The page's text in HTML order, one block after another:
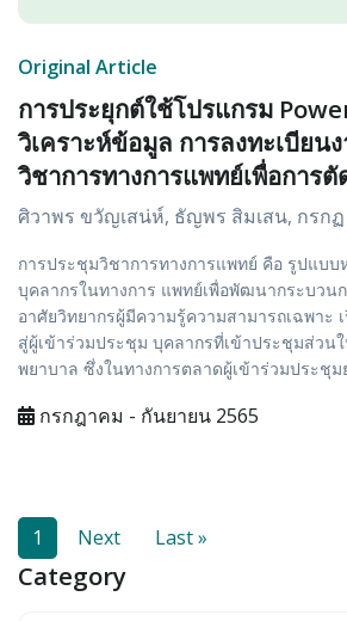
Original Article
การประยุกต์ใช้โปรแกรม
วิเคราะห์ข้อมูล การลงทะเบียน
วิชาการทางการแพทย์เพื่อการตั
ศิวาพร ขวัญเสน่ห์, ธัญพร สิมเสน, กรก
การประชุมวิชาการทางการแพทย์ คือ รูปแบบ
บุคลากรในทางการ แพทย์เพื่อพัฒนากระบวน
อาศัยวิทยากรผู้มีความรู้ความสามารถเฉพาะ
สู่ผู้เข้าร่วมประชุม บุคลากรที่เข้าประชุมส่วน
พยาบาล ซึ่งในทางการตลาดผู้เข้าร่วมประชุ
กรกฎาคม - กันยายน 2565
1 Next Last »
Category